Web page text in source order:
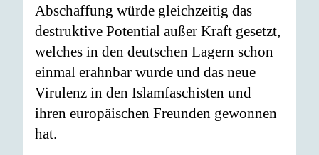
Abschaffung würde gleichzeitig das
destruktive Potential außer Kraft gesetzt,
welches in den deutschen Lagern schon
einmal erahnbar wurde und das neue
Virulenz in den Islamfaschisten und
ihren europäischen Freunden gewonnen
hat.